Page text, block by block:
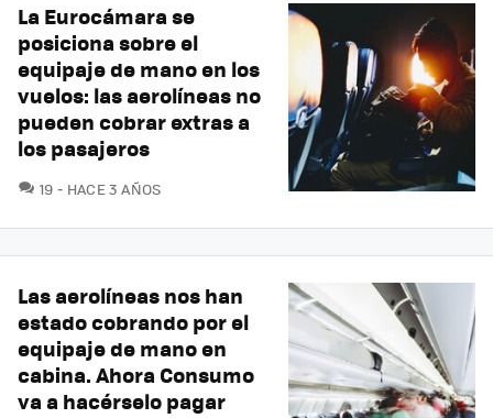
La Eurocámara se
posiciona sobre el
equipaje de mano en los
vuelos: las aerolíneas no
pueden cobrar extras a
los pasajeros
19 COMENTARIOS
HACE 3 AÑOS
Las aerolíneas nos han
estado cobrando por el
equipaje de mano en
cabina. Ahora Consumo
va a hacérselo pagar